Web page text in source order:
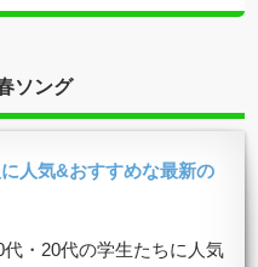
ソング
人気&おすすめな最新の
・20代の学生たちに人気